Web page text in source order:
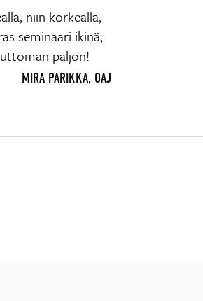
niin korkealla,
seminaari ikinä,
paljon!
MIRA PARIKKA, OAJ